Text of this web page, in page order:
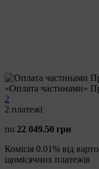
«Оплата частинами»
2
2 платежі
по 22 049.50 грн
Комісія 0.01% від
щомісячних платежів